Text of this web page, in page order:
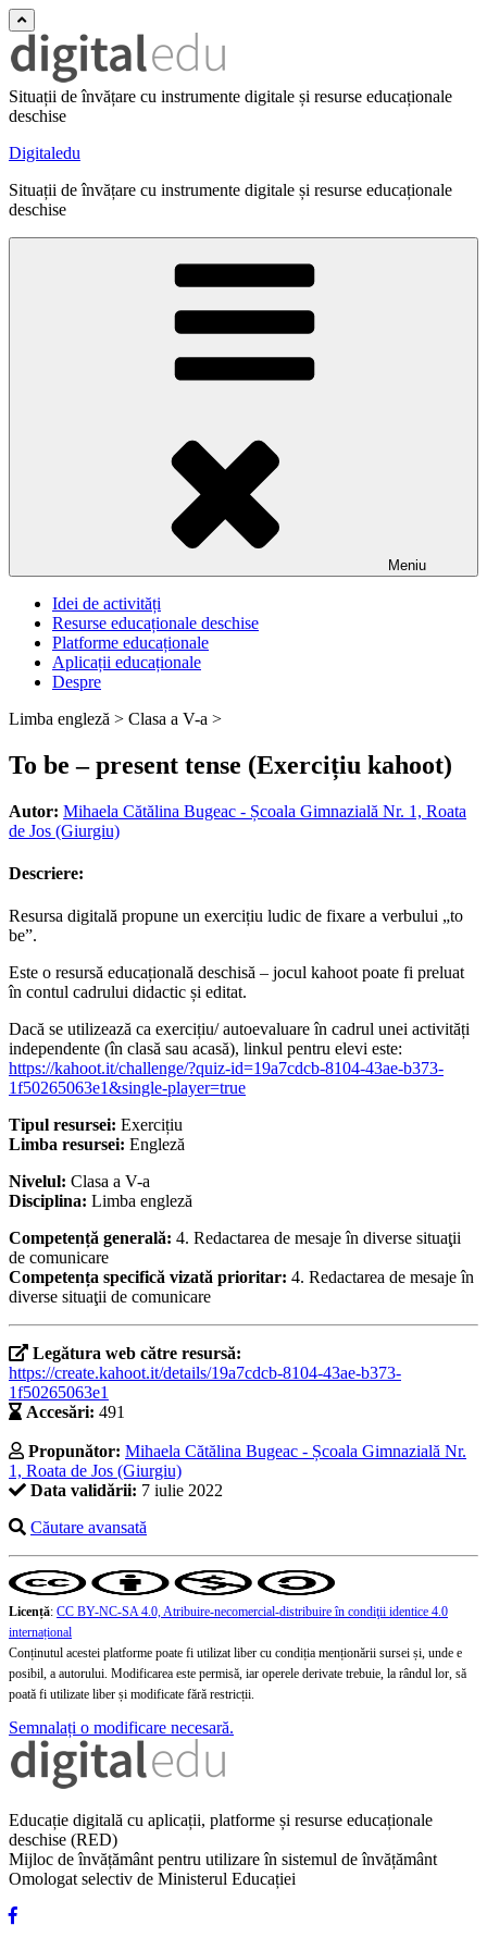
Situații de învățare cu instrumente digitale și resurse educaționale
deschise
Digitaledu
Situații de învățare cu instrumente digitale și resurse educaționale
deschise
Meniu
Idei de activități
Resurse educaționale deschise
Platforme educaționale
Aplicații educaționale
Despre
Limba engleză > Clasa a V-a >
To be – present tense (Exercițiu kahoot)
Autor: Mihaela Cătălina Bugeac - Școala Gimnazială Nr. 1, Roata
de Jos (Giurgiu)
Descriere:
Resursa digitală propune un exercițiu ludic de fixare a verbului „to
be”.
Este o resursă educațională deschisă – jocul kahoot poate fi preluat
în contul cadrului didactic și editat.
Dacă se utilizează ca exercițiu/ autoevaluare în cadrul unei activități
independente (în clasă sau acasă), linkul pentru elevi este:
https://kahoot.it/challenge/?quiz-id=19a7cdcb-8104-43ae-b373-
1f50265063e1&single-player=true
Tipul resursei: Exercițiu
Limba resursei: Engleză
Nivelul: Clasa a V-a
Disciplina: Limba engleză
Competență generală: 4. Redactarea de mesaje în diverse situaţii
de comunicare
Competența specifică vizată prioritar: 4. Redactarea de mesaje în
diverse situaţii de comunicare
Legătura web către resursă:
https://create.kahoot.it/details/19a7cdcb-8104-43ae-b373-
1f50265063e1
Accesări: 491
Propunător: Mihaela Cătălina Bugeac - Școala Gimnazială Nr.
1, Roata de Jos (Giurgiu)
Data validării: 7 iulie 2022
Căutare avansată
Licență: CC BY-NC-SA 4.0, Atribuire-necomercial-distribuire în condiţii identice 4.0
internațional
Conținutul acestei platforme poate fi utilizat liber cu condiția menționării sursei și, unde e
posibil, a autorului. Modificarea este permisă, iar operele derivate trebuie, la rândul lor, să
poată fi utilizate liber și modificate fără restricții.
Semnalați o modificare necesară.
Educație digitală cu aplicații, platforme și resurse educaționale
deschise (RED)
Mijloc de învățământ pentru utilizare în sistemul de învățământ
Omologat selectiv de Ministerul Educației